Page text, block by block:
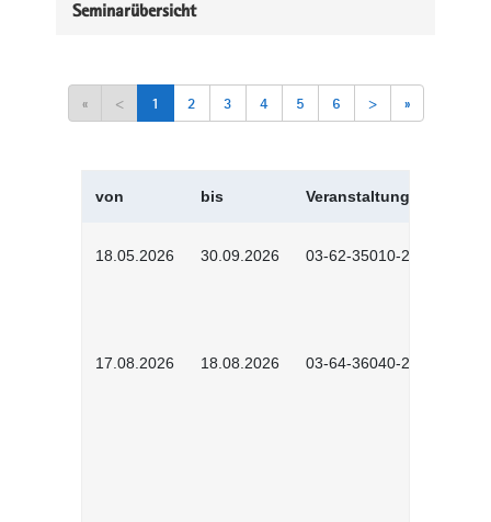
Seminarübersicht
« < 1 2 3 4 5 6 > »
von bis Veranstaltungskürzel
18.05.2026 30.09.2026 03-62-35010-2502
17.08.2026 18.08.2026 03-64-36040-2601